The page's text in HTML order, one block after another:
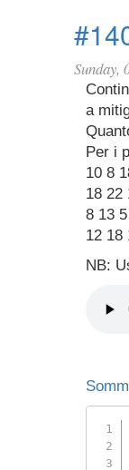
Sunday,
a
Per i
10 8
18 22
8 13
12 18
NB: